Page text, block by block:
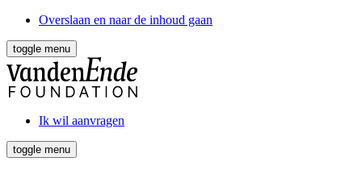
Overslaan en naar de inhoud gaan
toggle menu
Ik wil aanvragen
toggle menu